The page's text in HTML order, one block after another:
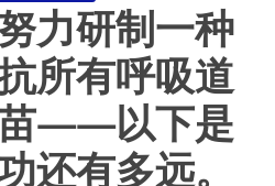
力研制一种
所有呼吸道
苗——以下是
还有多远。